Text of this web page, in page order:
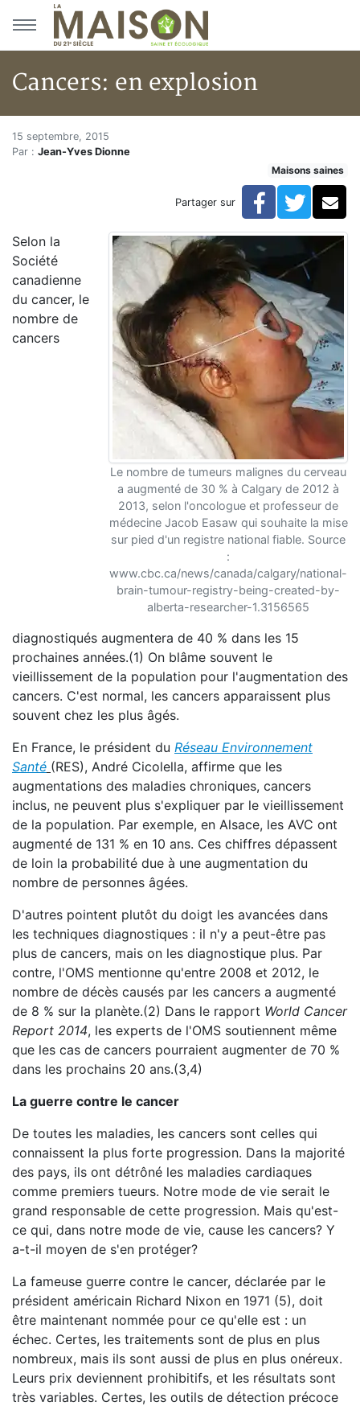
Aller au menu principal
Aller au contenu principal
Cancers: en explosion
Accueil
Articles
Hypersensibilités environnementales
Cancers: en explosion
15 septembre, 2015
Par : Jean-Yves Dionne
Maisons saines
Partager sur Facebook
Le nombre de tumeurs malignes du cerveau
a augmenté de 30 % à Calgary de 2012 à
2013, selon l'oncologue et professeur de
médecine Jacob Easaw qui souhaite la mise
sur pied d'un registre national fiable. Source
:
www.cbc.ca/news/canada/calgary/national-
brain-tumour-registry-being-created-by-
alberta-researcher-1.3156565
Selon la
Société
canadienne
du cancer, le
nombre de
cancers
diagnostiqués augmentera de 40 % dans les 15
prochaines années.(1) On blâme souvent le
vieillissement de la population pour l'augmentation des
cancers. C'est normal, les cancers apparaissent plus
souvent chez les plus âgés.
En France, le président du Réseau Environnement
Santé (RES), André Cicolella, affirme que les
augmentations des maladies chroniques, cancers
inclus, ne peuvent plus s'expliquer par le vieillissement
de la population. Par exemple, en Alsace, les AVC ont
augmenté de 131 % en 10 ans. Ces chiffres dépassent
de loin la probabilité due à une augmentation du
nombre de personnes âgées.
D'autres pointent plutôt du doigt les avancées dans
les techniques diagnostiques : il n'y a peut-être pas
plus de cancers, mais on les diagnostique plus. Par
contre, l'OMS mentionne qu'entre 2008 et 2012, le
nombre de décès causés par les cancers a augmenté
de 8 % sur la planète.(2) Dans le rapport World Cancer
Report 2014, les experts de l'OMS soutiennent même
que les cas de cancers pourraient augmenter de 70 %
dans les prochains 20 ans.(3,4)
La guerre contre le cancer
De toutes les maladies, les cancers sont celles qui
connaissent la plus forte progression. Dans la majorité
des pays, ils ont détrôné les maladies cardiaques
comme premiers tueurs. Notre mode de vie serait le
grand responsable de cette progression. Mais qu'est-
ce qui, dans notre mode de vie, cause les cancers? Y
a-t-il moyen de s'en protéger?
La fameuse guerre contre le cancer, déclarée par le
président américain Richard Nixon en 1971 (5), doit
être maintenant nommée pour ce qu'elle est : un
échec. Certes, les traitements sont de plus en plus
nombreux, mais ils sont aussi de plus en plus onéreux.
Leurs prix deviennent prohibitifs, et les résultats sont
très variables. Certes, les outils de détection précoce